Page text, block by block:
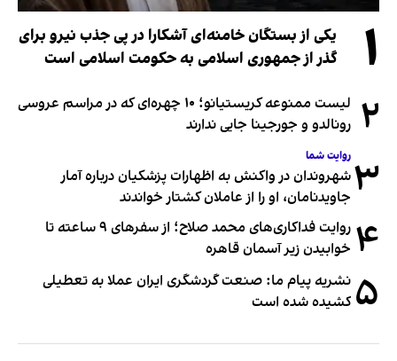
۱
یکی از بستگان خامنه‌ای آشکارا در پی جذب نیرو برای
گذر از جمهوری اسلامی به حکومت اسلامی است
۲
لیست ممنوعه کریستیانو؛ ۱۰ چهره‌ای که در مراسم عروسی
رونالدو و جورجینا جایی ندارند
۳ روایت شما
شهروندان در واکنش به اظهارات پزشکیان درباره آمار
جاویدنامان، او را از عاملان کشتار خواندند
۴
روایت فداکاری‌های محمد صلاح؛ از سفرهای ۹ ساعته تا
خوابیدن زیر آسمان قاهره
۵ نشریه پیام ما: صنعت گردشگری ایران عملا به تعطیلی
کشیده شده است